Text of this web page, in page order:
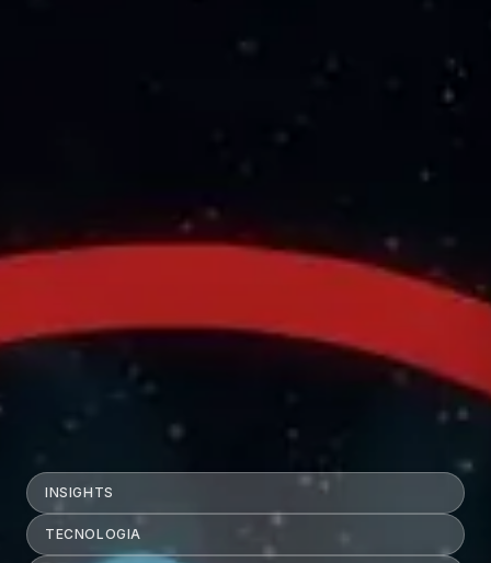
INSIGHTS
TECNOLOGIA